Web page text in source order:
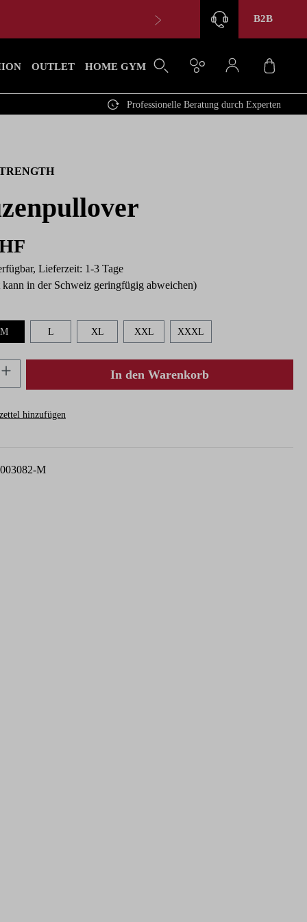
B2B
OUTLET HOME GYM
Professionelle Beratung durch Experten
Lieferzeit: 1-3 Tage
in der Schweiz geringfügig abweichen)
M L XL XXL XXXL
Gib den gewünschten Wert ein oder
In den Warenkorb
hinzufügen
M